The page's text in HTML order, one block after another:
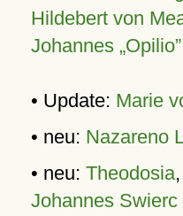
Hildebert von
Johannes „Opilio”
• Update: Marie
• neu: Nazareno
• neu: Theodosia,
Johannes